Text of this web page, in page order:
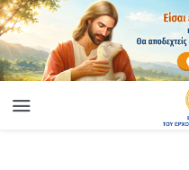
Γνωρίζεις την αγάπη του